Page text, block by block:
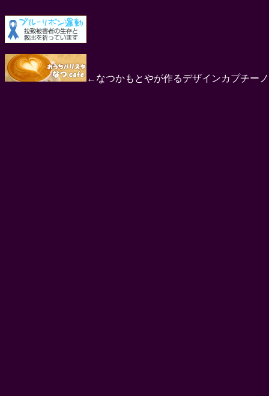
←なつかもとやが作るデザインカプチー